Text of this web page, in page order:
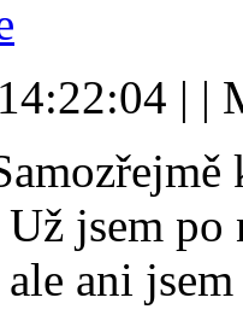
| |
jsem po
ani